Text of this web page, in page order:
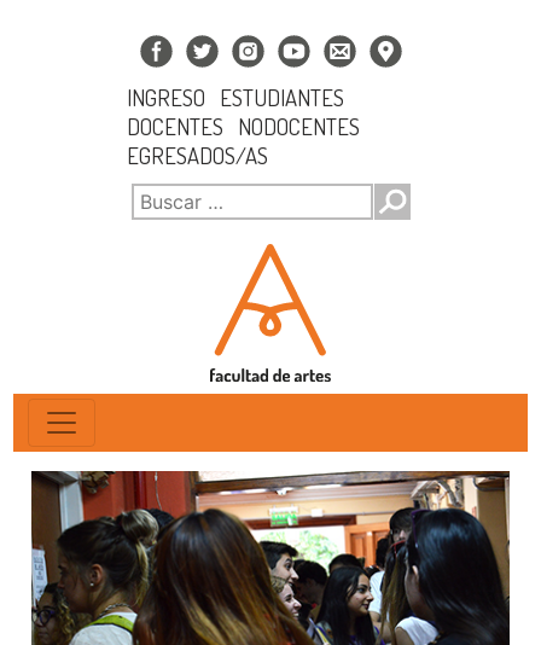
INGRESO
ESTUDIANTES
DOCENTES
NODOCENTES
EGRESADOS/AS